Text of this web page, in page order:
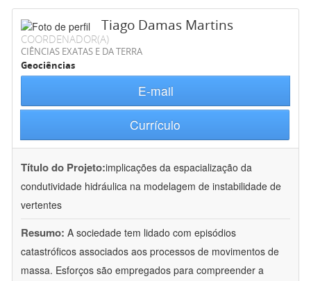
Tiago Damas Martins
COORDENADOR(A)
CIÊNCIAS EXATAS E DA TERRA
Geociências
E-mail
Currículo
Título do Projeto:implicações da espacialização da
condutividade hidráulica na modelagem de instabilidade de
vertentes
Resumo: A sociedade tem lidado com episódios
catastróficos associados aos processos de movimentos de
massa. Esforços são empregados para compreender a